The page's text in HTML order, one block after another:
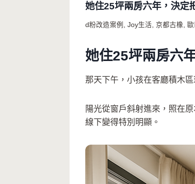
她住25坪兩房六年，決定
d粉改造案例 , Joy生活, 京都古橡,
她住25坪兩房六
那天下午，小孩在客廳積木
陽光從窗戶斜射進來，照在
線下變得特別明顯。